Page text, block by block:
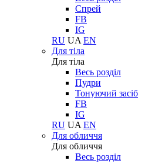
Спрей
FB
IG
RU UA EN
Для тіла
Для тіла
Весь розділ
Пудри
Тонуючий засіб
FB
IG
RU UA EN
Для обличчя
Для обличчя
Весь розділ